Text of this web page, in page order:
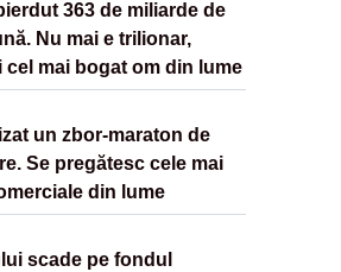
363 de miliarde de
Nu mai e trilionar,
cel mai bogat om din lume
un zbor-maraton de
Se pregătesc cele mai
din lume
scade pe fondul